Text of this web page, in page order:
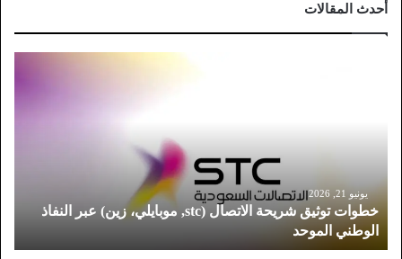
أحدث المقالات
و
ش
يونيو 21, 2026
خطوات توثيق شريحة الاتصال (stc, موبايلي، زين) عبر النفاذ
الوطني الموحد